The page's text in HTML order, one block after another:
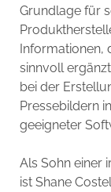
Grundlage für
Informationen,
sinnvoll
bei der
Pressebildern
geeigneter
Als Sohn einer
ist Shane